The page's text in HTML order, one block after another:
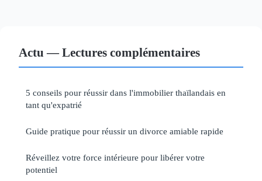
Actu — Lectures complémentaires
5 conseils pour réussir dans l'immobilier thaïlandais en
tant qu'expatrié
Guide pratique pour réussir un divorce amiable rapide
Réveillez votre force intérieure pour libérer votre
potentiel